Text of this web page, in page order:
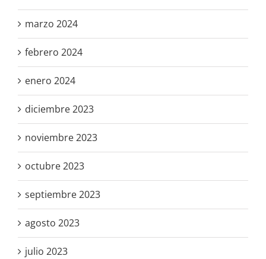
marzo 2024
febrero 2024
enero 2024
diciembre 2023
noviembre 2023
octubre 2023
septiembre 2023
agosto 2023
julio 2023